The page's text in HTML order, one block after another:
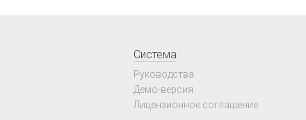
Система
Руководства
Демо-версия
Лицензионное соглашение